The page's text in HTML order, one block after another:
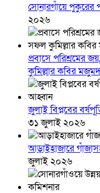
সোনারগাঁয়ে
২০২৬
প্রবাসে পরিশ্রমের
কুমিল্লার কবির
জুলাই বিপ্লবের
৩১ জুলাই ২০২৬
আড়াইহাজারে
জুলাই ২০২৬